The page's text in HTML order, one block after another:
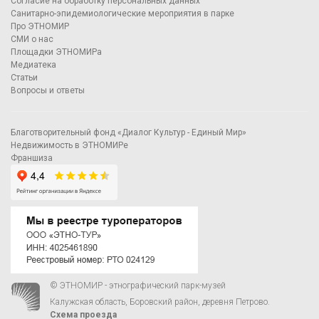
Санитарно-эпидемиологические мероприятия в парке
Про ЭТНОМИР
СМИ о нас
Площадки ЭТНОМИРа
Медиатека
Статьи
Вопросы и ответы
Благотворительный фонд «Диалог Культур - Единый Мир»
Недвижимость в ЭТНОМИРе
Франшиза
© ЭТНОМИР - этнографический парк-музей
Калужская область, Боровский район, деревня Петрово.
Схема проезда